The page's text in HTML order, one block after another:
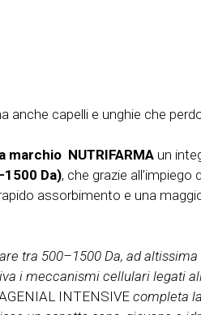
anche capelli e unghie che
marchio NUTRIFARMA un
Da), che grazie all’impiego
assorbimento e una
tra 500–1500 Da, ad altissima
i meccanismi cellulari legati
INTENSIVE completa